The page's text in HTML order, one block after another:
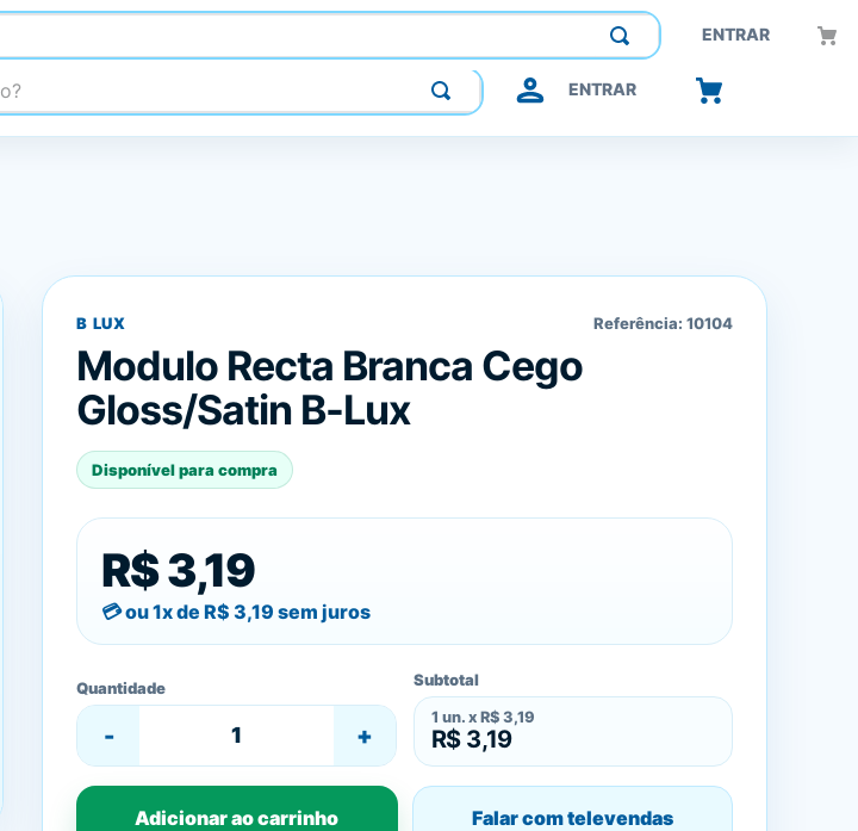
ENTRAR
Construindo confiança, inovando o futuro.
ENTRAR
B LUX Referência: 10104
Modulo Recta Branca Cego
Gloss/Satin B-Lux
Disponível para compra
R$ 3,19
ou 1x de R$ 3,19 sem juros
Quantidade
- +
Subtotal
1 un. x R$ 3,19
R$ 3,19
Adicionar ao carrinho Falar com televendas